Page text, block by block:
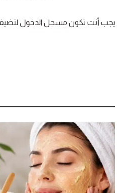
يجب أنت تكون مسجل الدخول